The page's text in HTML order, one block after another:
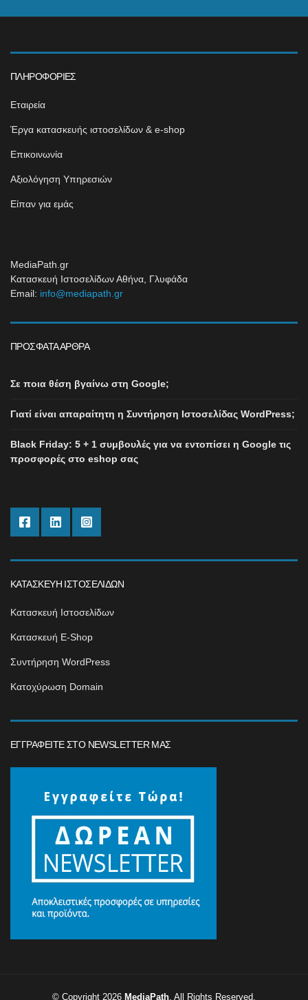
ΠΛΗΡΟΦΟΡΊΕΣ
Εταιρεία
Έργα κατασκευής ιστοσελίδων & e-shop
Επικοινωνία
Αξιολόγηση Υπηρεσιών
Είπαν για εμάς
MediaPath.gr
Κατασκευή Ιστοσελίδων Αθήνα, Γλυφάδα
Email: info@mediapath.gr
ΠΡΌΣΦΑΤΑ ΆΡΘΡΑ
Σε ποια θέση βγαίνω στη Google;
Γιατί είναι απαραίτητη η Συντήρηση Ιστοσελίδας WordPress;
Black Friday: 5 + 1 συμβουλές για να εντοπίσει η Google τις
προσφορές στο eshop σας
ΚΑΤΑΣΚΕΥΉ ΙΣΤΟΣΕΛΊΔΩΝ
Κατασκευή Ιστοσελίδων
Κατασκευή E-Shop
Συντήρηση WordPress
Κατοχύρωση Domain
ΕΓΓΡΑΦΕΊΤΕ ΣΤΟ NEWSLETTER ΜΑΣ
© Copyright 2026 MediaPath. All Rights Reserved.